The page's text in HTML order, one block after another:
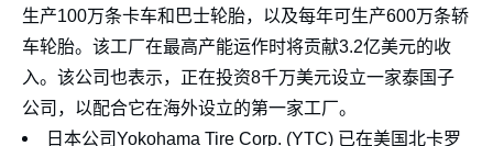
生产100万条卡车和巴士轮胎，以及每年可生产600万条轿
车轮胎。该工厂在最高产能运作时将贡献3.2亿美元的收
入。该公司也表示，正在投资8千万美元设立一家泰国子
公司，以配合它在海外设立的第一家工厂。
日本公司Yokohama Tire Corp. (YTC) 已在美国北卡罗